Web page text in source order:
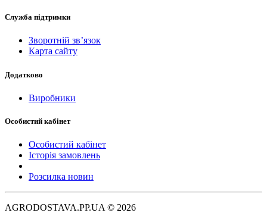
Служба підтримки
Зворотній зв’язок
Карта сайту
Додатково
Виробники
Особистий кабінет
Особистий кабінет
Історія замовлень
Розсилка новин
AGRODOSTAVA.PP.UA © 2026